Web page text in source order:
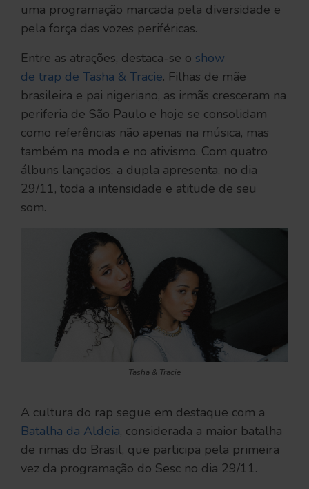
uma programação marcada pela diversidade e
pela força das vozes periféricas.
Entre as atrações, destaca-se o show
de trap de Tasha & Tracie. Filhas de mãe
brasileira e pai nigeriano, as irmãs cresceram na
periferia de São Paulo e hoje se consolidam
como referências não apenas na música, mas
também na moda e no ativismo. Com quatro
álbuns lançados, a dupla apresenta, no dia
29/11, toda a intensidade e atitude de seu
som.
Tasha & Tracie
A cultura do rap segue em destaque com a
Batalha da Aldeia, considerada a maior batalha
de rimas do Brasil, que participa pela primeira
vez da programação do Sesc no dia 29/11.